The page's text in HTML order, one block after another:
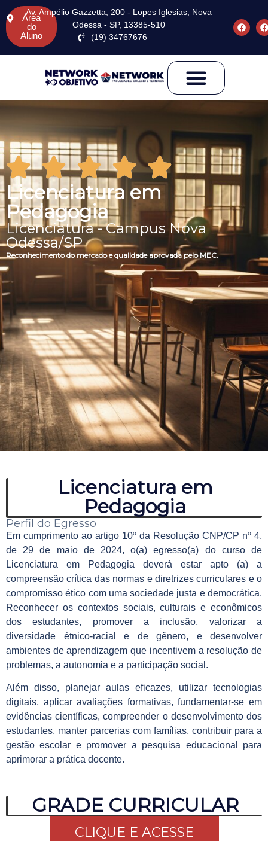
Área
do
Aluno
Av. Ampélio Gazzetta, 200 - Lopes Iglesias, Nova
Odessa - SP, 13385-510
(19) 34767676
Licenciatura em
Pedagogia
Licenciatura - Campus Nova
Odessa/SP
Reconhecimento do mercado e qualidade aprovada pelo MEC.
Licenciatura em
Pedagogia
Perfil do Egresso
Em cumprimento ao artigo 10º da Resolução CNP/CP nº 4,
de 29 de maio de 2024, o(a) egresso(a) do curso de
Licenciatura em Pedagogia deverá estar apto (a) a
compreensão crítica das normas e diretrizes curriculares e o
compromisso ético com uma sociedade justa e democrática.
Reconhecer os contextos sociais, culturais e econômicos
dos estudantes, promover a inclusão, valorizar a
diversidade étnico-racial e de gênero, e desenvolver
ambientes de aprendizagem que incentivem a resolução de
problemas, a autonomia e a participação social.
Além disso, planejar aulas eficazes, utilizar tecnologias
digitais, aplicar avaliações formativas, fundamentar-se em
evidências científicas, compreender o desenvolvimento dos
estudantes, manter parcerias com famílias, contribuir para a
gestão escolar e promover a pesquisa educacional para
aprimorar a prática docente.
GRADE CURRICULAR
CLIQUE E ACESSE